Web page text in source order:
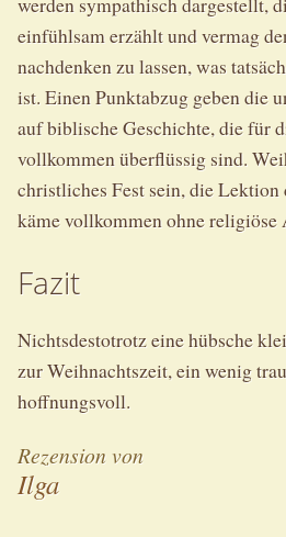
einfühlsam erzählt und vermag
nachdenken zu lassen, was
ist. Einen Punktabzug geben die
auf biblische Geschichte, die für
vollkommen überflüssig sind.
christliches Fest sein, die Lektion
käme vollkommen ohne religiöse
Fazit
Nichtsdestotrotz eine hübsche
zur Weihnachtszeit, ein wenig
hoffnungsvoll.
Rezension von
Ilga